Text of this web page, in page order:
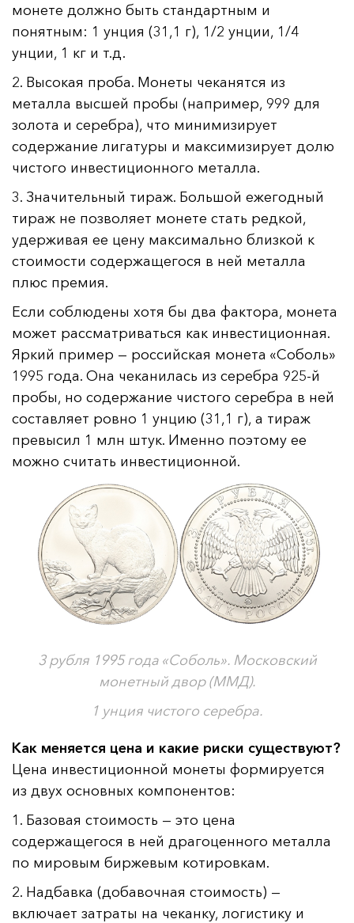
монете должно быть стандартным и
понятным: 1 унция (31,1 г), 1/2 унции, 1/4
унции, 1 кг и т.д.
2. Высокая проба. Монеты чеканятся из
металла высшей пробы (например, 999 для
золота и серебра), что минимизирует
содержание лигатуры и максимизирует долю
чистого инвестиционного металла.
3. Значительный тираж. Большой ежегодный
тираж не позволяет монете стать редкой,
удерживая ее цену максимально близкой к
стоимости содержащегося в ней металла
плюс премия.
Если соблюдены хотя бы два фактора, монета
может рассматриваться как инвестиционная.
Яркий пример — российская монета «Соболь»
1995 года. Она чеканилась из серебра 925-й
пробы, но содержание чистого серебра в ней
составляет ровно 1 унцию (31,1 г), а тираж
превысил 1 млн штук. Именно поэтому ее
можно считать инвестиционной.
3 рубля 1995 года «Соболь». Московский
монетный двор (ММД).
1 унция чистого серебра.
Как меняется цена и какие риски существуют?
Цена инвестиционной монеты формируется
из двух основных компонентов:
1. Базовая стоимость — это цена
содержащегося в ней драгоценного металла
по мировым биржевым котировкам.
2. Надбавка (добавочная стоимость) —
включает затраты на чеканку, логистику и